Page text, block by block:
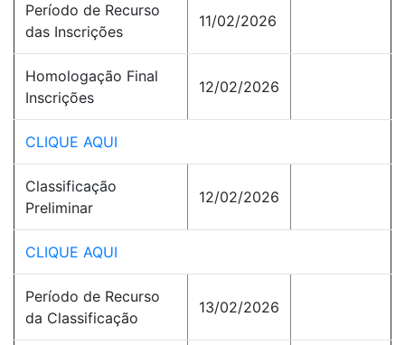
Período de Recurso
das Inscrições
11/02/2026
Homologação Final
Inscrições
12/02/2026
CLIQUE AQUI
Classificação
Preliminar
12/02/2026
CLIQUE AQUI
Período de Recurso
da Classificação
13/02/2026